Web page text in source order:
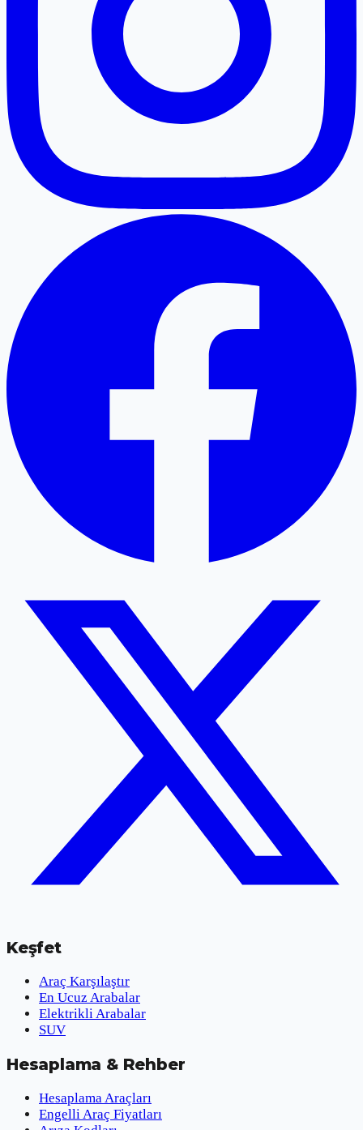
Keşfet
Araç Karşılaştır
En Ucuz Arabalar
Elektrikli Arabalar
SUV
Hesaplama & Rehber
Hesaplama Araçları
Engelli Araç Fiyatları